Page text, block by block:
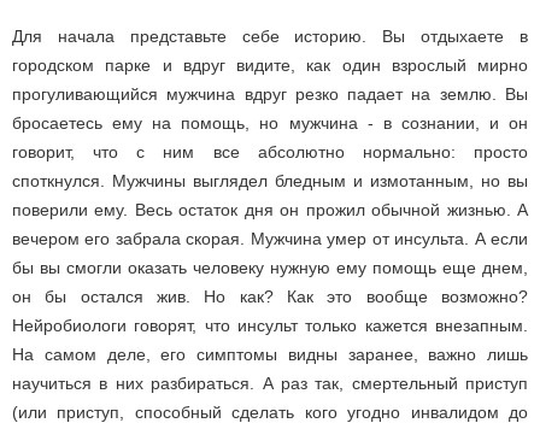
Для начала представьте себе историю. Вы отдыхаете в
городском парке и вдруг видите, как один взрослый мирно
прогуливающийся мужчина вдруг резко падает на землю. Вы
бросаетесь ему на помощь, но мужчина - в сознании, и он
говорит, что с ним все абсолютно нормально: просто
споткнулся. Мужчины выглядел бледным и измотанным, но вы
поверили ему. Весь остаток дня он прожил обычной жизнью. А
вечером его забрала скорая. Мужчина умер от инсульта. А если
бы вы смогли оказать человеку нужную ему помощь еще днем,
он бы остался жив. Но как? Как это вообще возможно?
Нейробиологи говорят, что инсульт только кажется внезапным.
На самом деле, его симптомы видны заранее, важно лишь
научиться в них разбираться. А раз так, смертельный приступ
(или приступ, способный сделать кого угодно инвалидом до